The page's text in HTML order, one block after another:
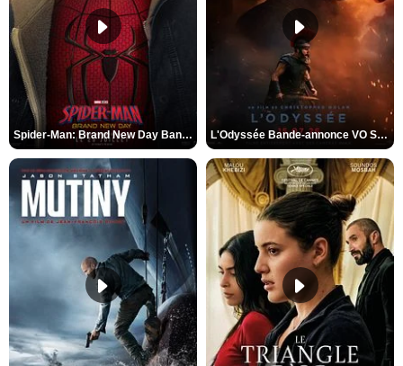
Spider-Man: Brand New Day Bande-annonce VO STFR L'Odyssée Bande-annonce VO STFR